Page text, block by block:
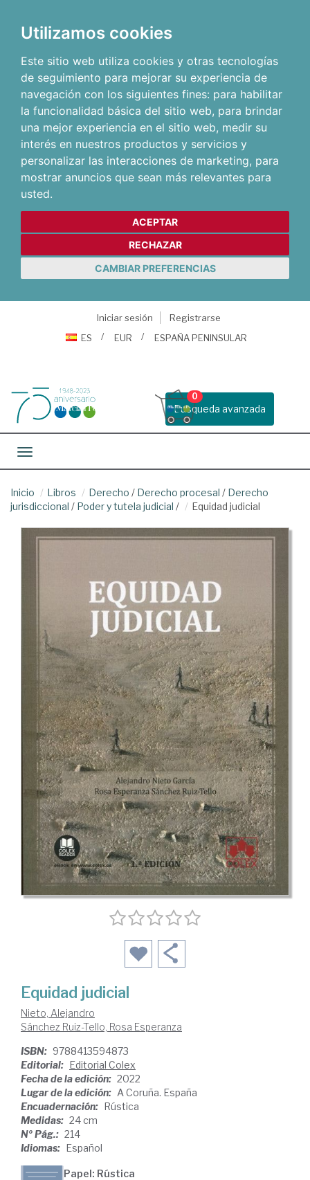
Utilizamos cookies
Este sitio web utiliza cookies y otras tecnologías
de seguimiento para mejorar su experiencia de
navegación con los siguientes fines: para habilitar
la funcionalidad básica del sitio web, para brindar
una mejor experiencia en el sitio web, medir su
interés en nuestros productos y servicios y
personalizar las interacciones de marketing, para
mostrar anuncios que sean más relevantes para
usted.
ACEPTAR
RECHAZAR
CAMBIAR PREFERENCIAS
Iniciar sesión
Registrarse
ES
EUR ESPAÑA PENINSULAR
Busqueda avanzada
0
Toggle navigation
Inicio Libros Derecho / Derecho procesal / Derecho
jurisdiccional / Poder y tutela judicial / Equidad judicial
Equidad judicial
Nieto, Alejandro
Sánchez Ruiz-Tello, Rosa Esperanza
ISBN: 9788413594873
Editorial: Editorial Colex
Fecha de la edición: 2022
Lugar de la edición: A Coruña. España
Encuadernación: Rústica
Medidas: 24 cm
Nº Pág.: 214
Idiomas: Español
Papel: Rústica